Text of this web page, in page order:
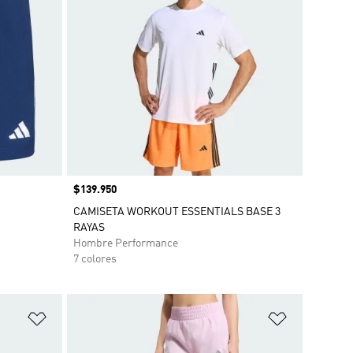
Precio
$139.950
CAMISETA WORKOUT ESSENTIALS BASE 3
RAYAS
Hombre Performance
7 colores
Añadir a la lista de deseos